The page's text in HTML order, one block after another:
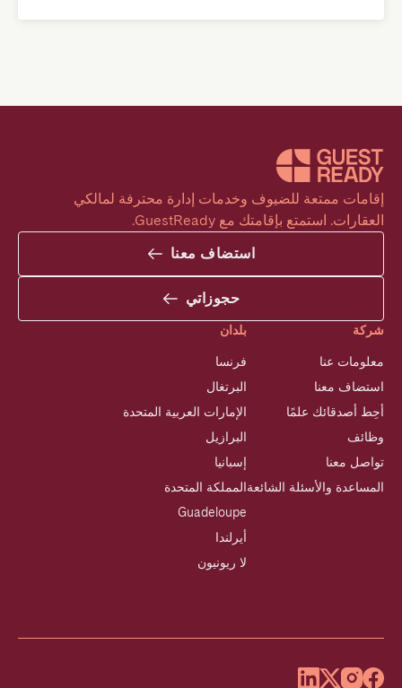
العقارات. استمتع بإقامتك مع GuestReady.
استضاف معنا
حجوزاتي
شركة
معلومات عنا
استضاف معنا
أحِط أصدقائك علمًا
وظائف
تواصل معنا
المساعدة والأسئلة الشائعة
بلدان
فرنسا
البرتغال
الإمارات العربية المتحدة
البرازيل
إسبانيا
المملكة المتحدة
Guadeloupe
أيرلندا
لا ريونيون